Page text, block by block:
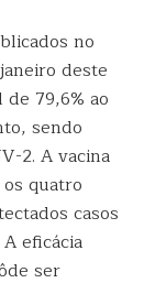
no
deste
79,6% ao
sendo
2. A vacina
quatro
casos
eficácia
ser